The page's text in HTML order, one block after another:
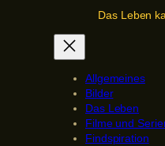
Das Leben
Allgemeines
Bilder
Das Leben
Filme und
Findspiration